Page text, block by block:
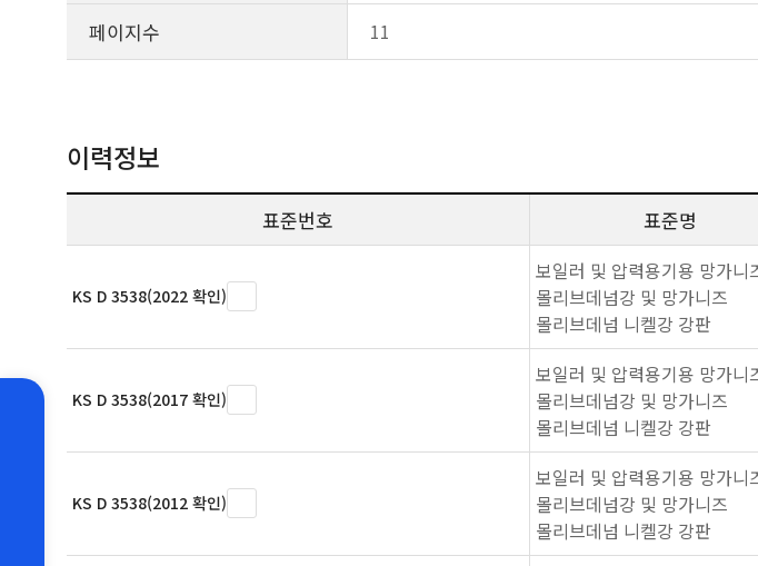
페이지수 11
이력정보
표준번호 표준명
KS D 3538(2022 확인)
보일러 및 압력용기용 망가니
몰리브데넘강 및 망가니즈
몰리브데넘 니켈강 강판
KS D 3538(2017 확인)
보일러 및 압력용기용 망가니
몰리브데넘강 및 망가니즈
몰리브데넘 니켈강 강판
KS D 3538(2012 확인)
보일러 및 압력용기용 망가니
몰리브데넘강 및 망가니즈
몰리브데넘 니켈강 강판